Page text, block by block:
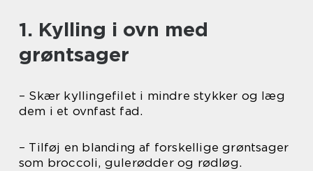
1. Kylling i ovn med
grøntsager
– Skær kyllingefilet i mindre stykker og læg
dem i et ovnfast fad.
– Tilføj en blanding af forskellige grøntsager
som broccoli, gulerødder og rødløg.